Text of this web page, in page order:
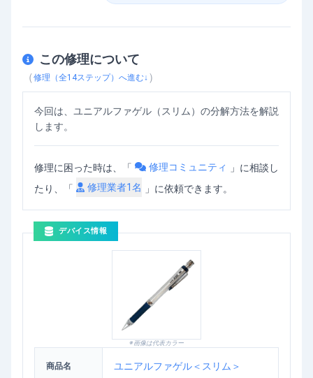
ユニアルファゲル（スリム）の分解方法
この修理について
（修理（全14ステップ）へ進む↓ ）
今回は、ユニアルファゲル（スリム）の分解方法を解説
します。
修理に困った時は、「 修理コミュニティ 」 に相談し
たり、「
修理業者1名 」に依頼できます。
デバイス情報
※画像は代表カラー
商品名 ユニアルファゲル＜スリム＞